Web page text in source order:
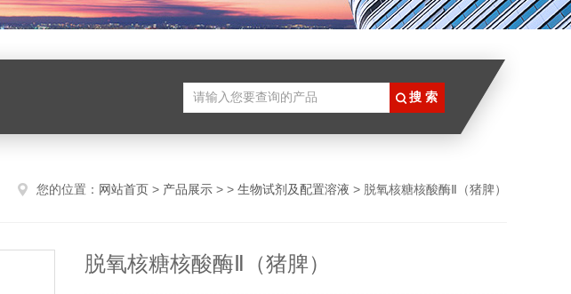
您的位置： 网站首页 > 产品展示 > > 生物试剂及配置溶液 > 脱氧核糖核酸酶Ⅱ（猪脾）
脱氧核糖核酸酶Ⅱ（猪脾）